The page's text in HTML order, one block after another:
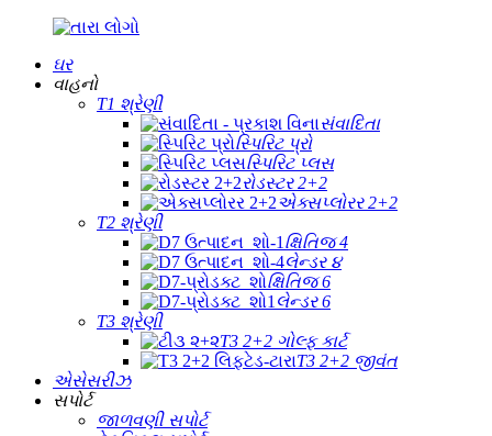
ઘર
વાહનો
T1 શ્રેણી
સંવાદિતા
સ્પિરિટ પ્રો
સ્પિરિટ પ્લસ
રોડસ્ટર 2+2
એક્સપ્લોરર 2+2
T2 શ્રેણી
ક્ષિતિજ 4
લેન્ડર ૪
ક્ષિતિજ 6
લેન્ડર 6
T3 શ્રેણી
T3 2+2 ગોલ્ફ કાર્ટ
T3 2+2 જીવંત
એસેસરીઝ
સપોર્ટ
જાળવણી સપોર્ટ